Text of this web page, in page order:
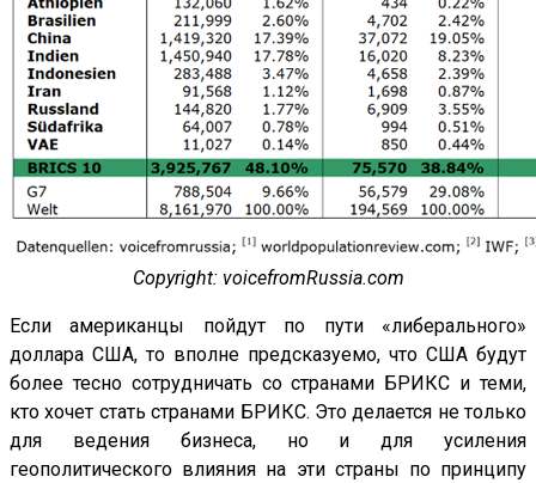
Copyright: voicefromRussia.com
Если американцы пойдут по пути «либерального»
доллара США, то вполне предсказуемо, что США будут
более тесно сотрудничать со странами БРИКС и теми,
кто хочет стать странами БРИКС. Это делается не только
для ведения бизнеса, но и для усиления
геополитического влияния на эти страны по принципу